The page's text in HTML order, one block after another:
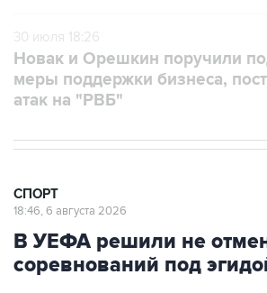
30 июля 18:26
Новак и Орешкин поручили
меры поддержки бизнеса,
атак на "РВБ"
СПОРТ
18:46, 6 августа 2026
В УЕФА решили не
соревнований под